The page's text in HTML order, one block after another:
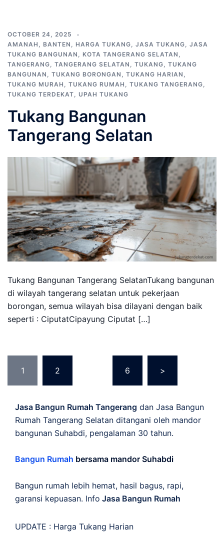
OCTOBER 24, 2025
AMANAH , BANTEN , HARGA TUKANG, JASA TUKANG, JASA
TUKANG BANGUNAN , KOTA TANGERANG SELATAN ,
TANGERANG, TANGERANG SELATAN , TUKANG, TUKANG
BANGUNAN , TUKANG BORONGAN , TUKANG HARIAN ,
TUKANG MURAH , TUKANG RUMAH , TUKANG TANGERANG,
TUKANG TERDEKAT, UPAH TUKANG
Tukang Bangunan
Tangerang Selatan
Tukang Bangunan Tangerang SelatanTukang bangunan
di wilayah tangerang selatan untuk pekerjaan
borongan, semua wilayah bisa dilayani dengan baik
seperti : CiputatCipayung Ciputat […]
pagination
1 2 6 >
Jasa Bangun Rumah Tangerang dan Jasa Bangun
Rumah Tangerang Selatan ditangani oleh mandor
bangunan Suhabdi, pengalaman 30 tahun.
Bangun Rumah bersama mandor Suhabdi
Bangun rumah lebih hemat, hasil bagus, rapi,
garansi kepuasan. Info Jasa Bangun Rumah
UPDATE : Harga Tukang Harian